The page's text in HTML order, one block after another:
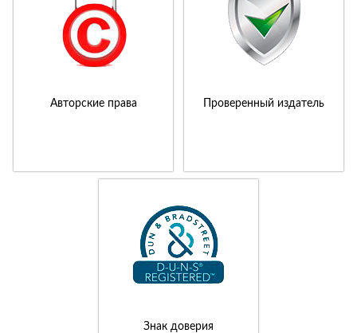
Авторские права Проверенный издатель
Знак доверия